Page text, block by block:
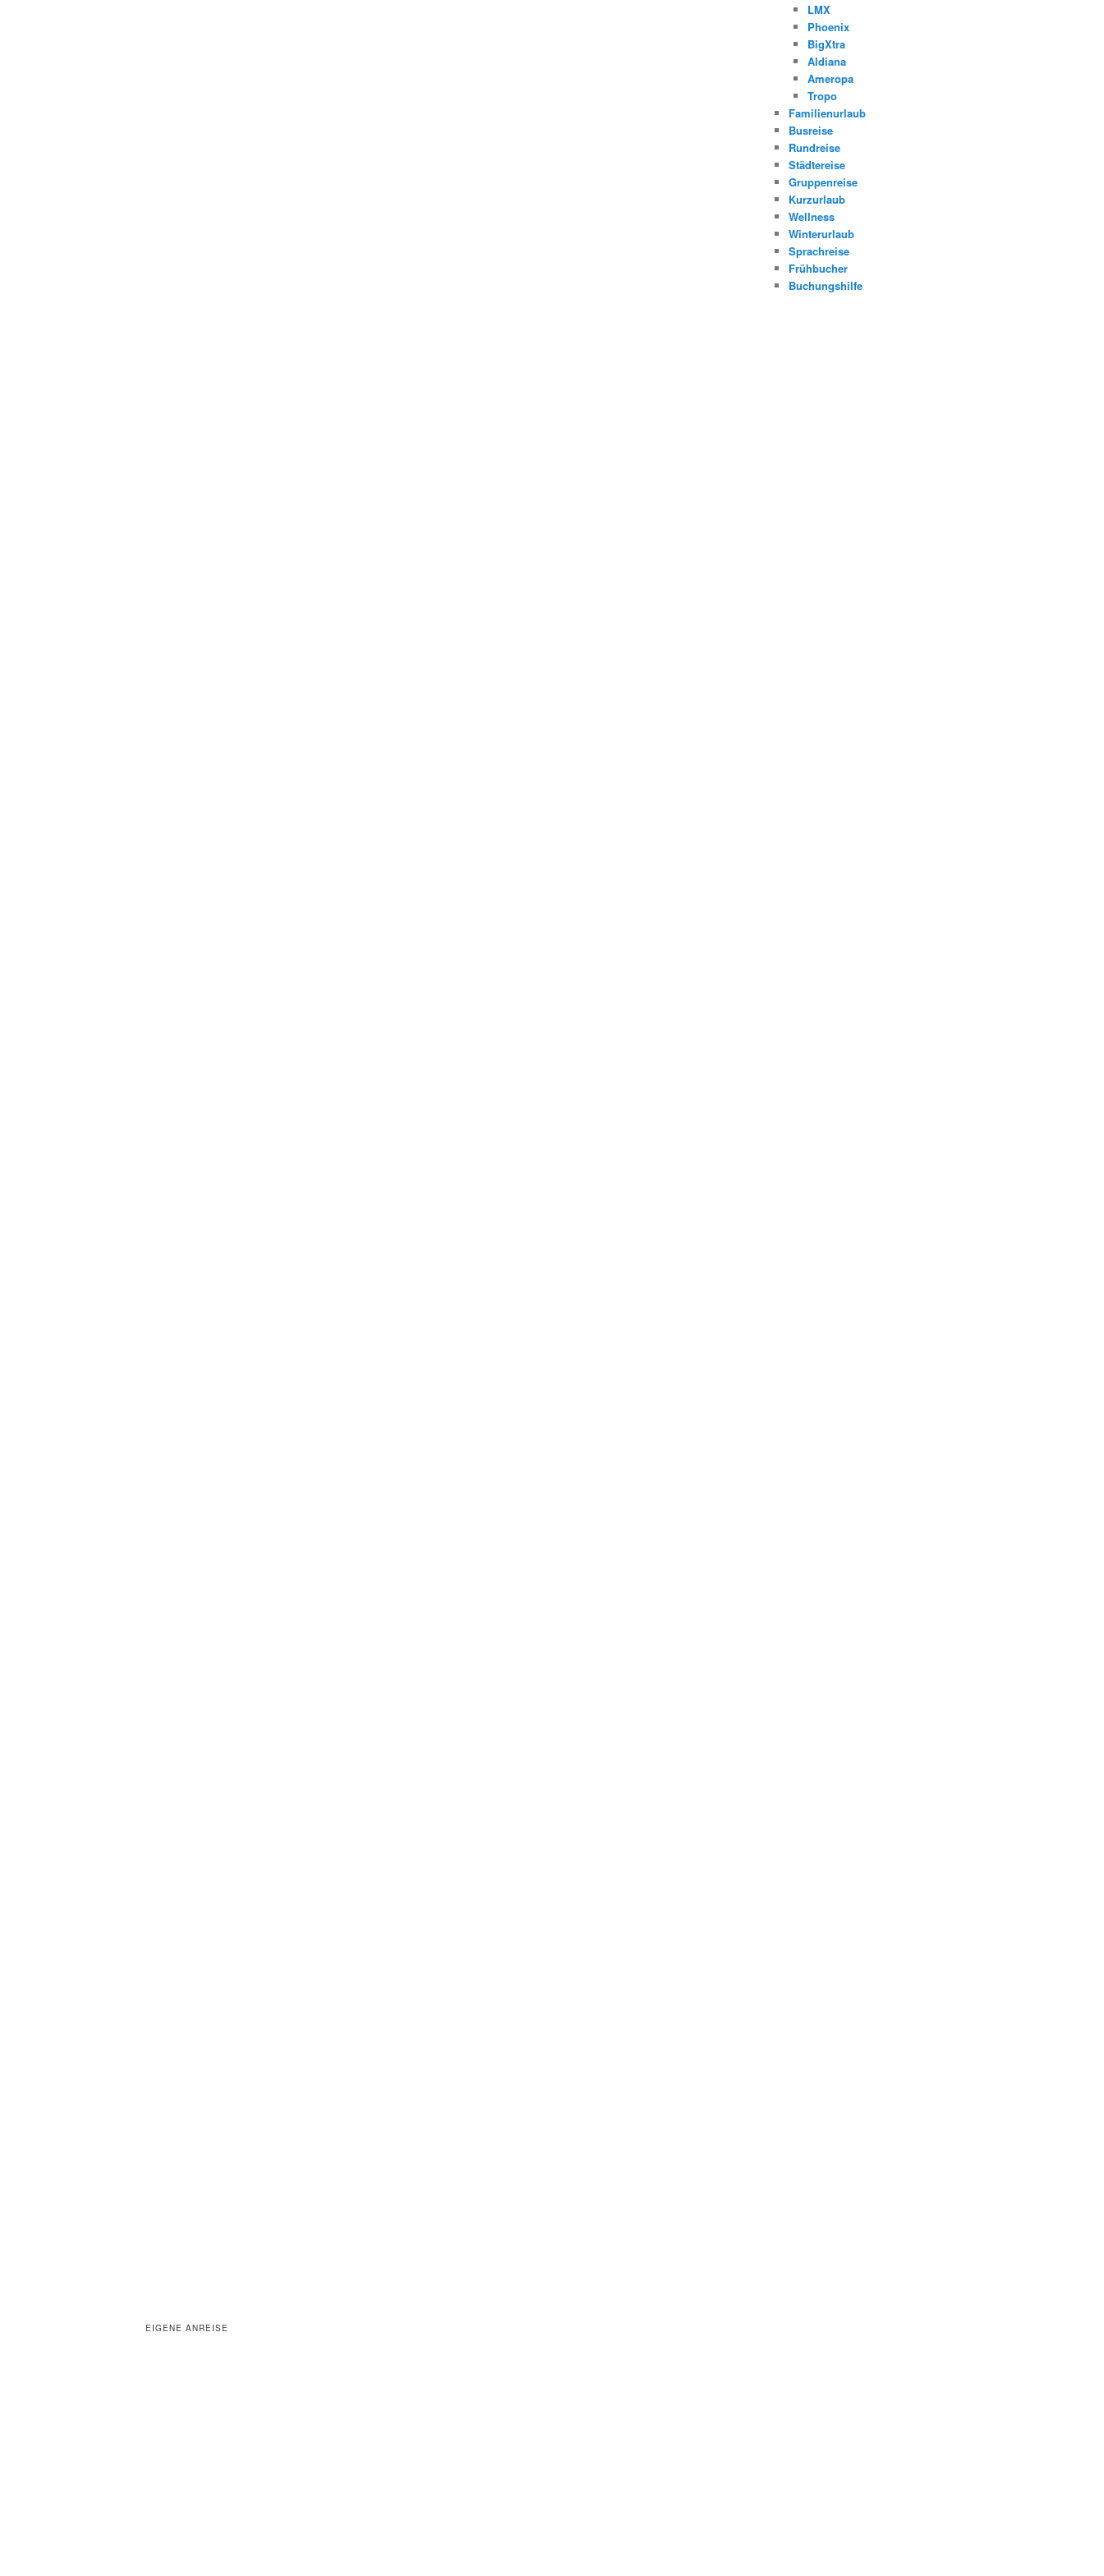
EIGENE ANREISE
LMX
Phoenix
BigXtra
Aldiana
Ameropa
Tropo
Familienurlaub
Busreise
Rundreise
Städtereise
Gruppenreise
Kurzurlaub
Wellness
Winterurlaub
Sprachreise
Frühbucher
Buchungshilfe